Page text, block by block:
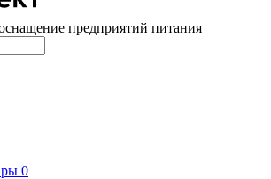
предприятий питания
0